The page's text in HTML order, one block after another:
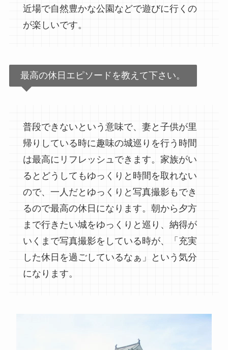
近場で自然豊かな公園などで遊びに行くの
が楽しいです。
最高の休日エピソードを教えて下さい。
普段できないという意味で、妻と子供が里
帰りしている時に趣味の城巡りを行う時間
は最高にリフレッシュできます。家族がい
るとどうしてもゆっくりと時間を取れない
ので、一人だとゆっくりと写真撮影もでき
るので最高の休日になります。朝から夕方
まで行きたい城をゆっくりと巡り、納得が
いくまで写真撮影をしている時が、「充実
した休日を過ごしているなぁ」という気分
になります。